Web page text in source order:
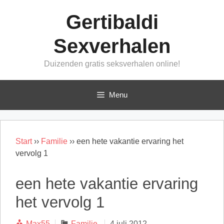
Gertibaldi
Sexverhalen
Duizenden gratis seksverhalen online!
Menu
Start›› Familie ›› een hete vakantie ervaring het
vervolg 1
een hete vakantie ervaring
het vervolg 1
Categorieën